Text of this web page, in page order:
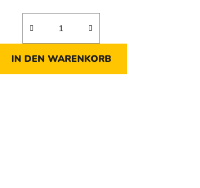
IN DEN WARENKORB